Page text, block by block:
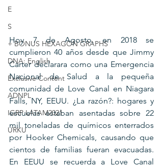
E
S
+ BONUS HEXAGON GRAPHS
DNA: English
Exclusive Content
ADNPL
IGRP LATAM2021
URKU
Hoy 7 de Agosto, en 2018 se
cumplieron 40 años desde que Jimmy
Carter declarara como una Emergencia
Nacional de Salud a la pequeña
comunidad de Love Canal en Niagara
Falls, NY, EEUU. ¿La razón?: hogares y
escuelas estaban asentadas sobre 22
mil toneladas de químicos enterrados
por Hooker Chemicals, causando que
cientos de familias fueran evacuadas.
En EEUU se recuerda a Love Canal